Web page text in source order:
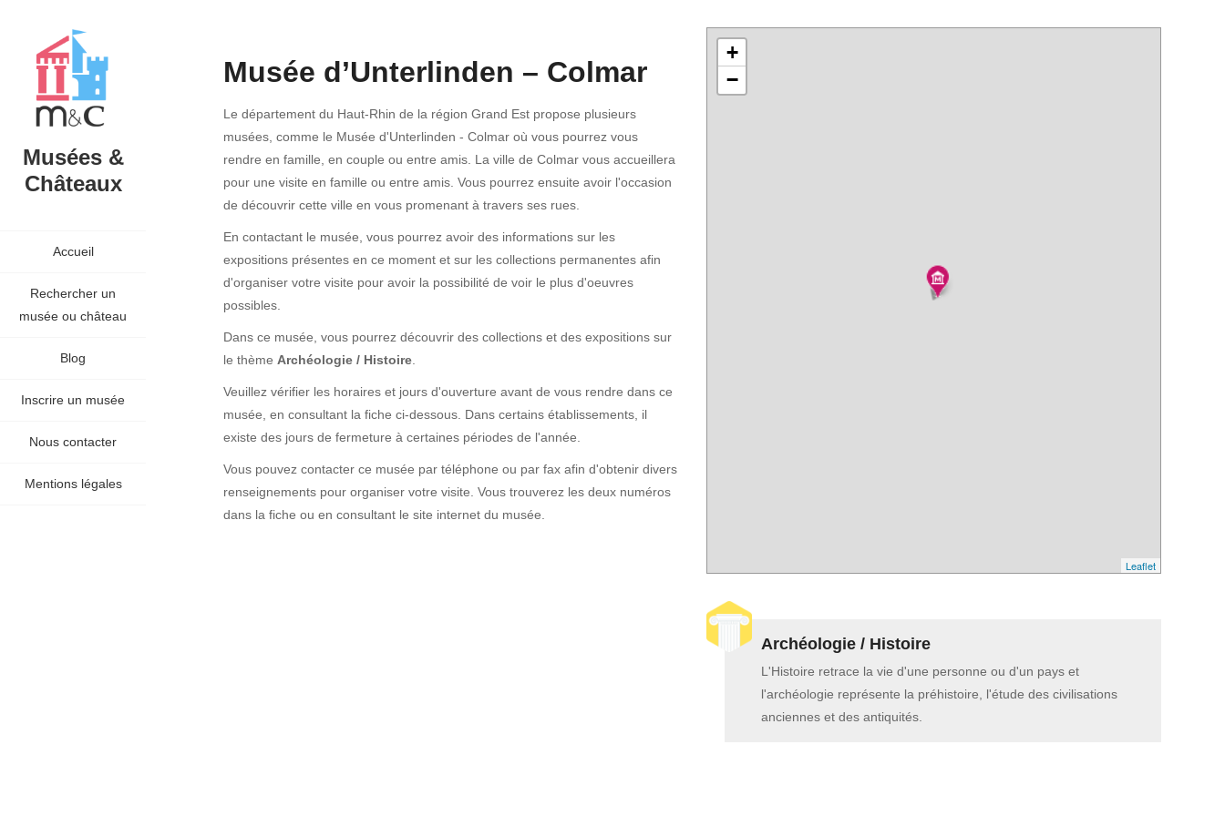
Musées &
Châteaux
Accueil
Rechercher un
musée ou château
Blog
Inscrire un musée
Nous contacter
Mentions légales
Musée d’Unterlinden – Colmar
Le département du Haut-Rhin de la région Grand Est propose plusieurs
musées, comme le Musée d'Unterlinden - Colmar où vous pourrez vous
rendre en famille, en couple ou entre amis. La ville de Colmar vous accueillera
pour une visite en famille ou entre amis. Vous pourrez ensuite avoir l'occasion
de découvrir cette ville en vous promenant à travers ses rues.
En contactant le musée, vous pourrez avoir des informations sur les
expositions présentes en ce moment et sur les collections permanentes afin
d'organiser votre visite pour avoir la possibilité de voir le plus d'oeuvres
possibles.
Dans ce musée, vous pourrez découvrir des collections et des expositions sur
le thème Archéologie / Histoire
Veuillez vérifier les horaires et jours d'ouverture avant de vous rendre dans ce
musée, en consultant la fiche ci-dessous. Dans certains établissements, il
existe des jours de fermeture à certaines périodes de l'année.
Vous pouvez contacter ce musée par téléphone ou par fax afin d'obtenir divers
renseignements pour organiser votre visite. Vous trouverez les deux numéros
dans la fiche ou en consultant le site internet du musée.
+
−
Leaflet
Archéologie / Histoire
L'Histoire retrace la vie d'une personne ou d'un pays et
l'archéologie représente la préhistoire, l'étude des civilisations
anciennes et des antiquités.